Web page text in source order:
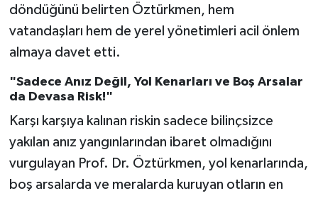
döndüğünü belirten Öztürkmen, hem
vatandaşları hem de yerel yönetimleri acil önlem
almaya davet etti.
"Sadece Anız Değil, Yol Kenarları ve Boş Arsalar
da Devasa Risk!"
Karşı karşıya kalınan riskin sadece bilinçsizce
yakılan anız yangınlarından ibaret olmadığını
vurgulayan Prof. Dr. Öztürkmen, yol kenarlarında,
boş arsalarda ve meralarda kuruyan otların en